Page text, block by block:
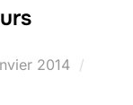
2014